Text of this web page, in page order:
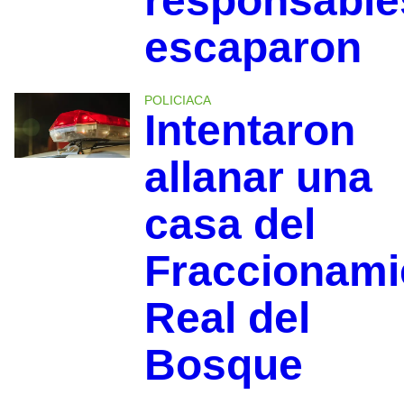
escaparon
POLICIACA
Intentaron
allanar una
casa del
Real del
Bosque